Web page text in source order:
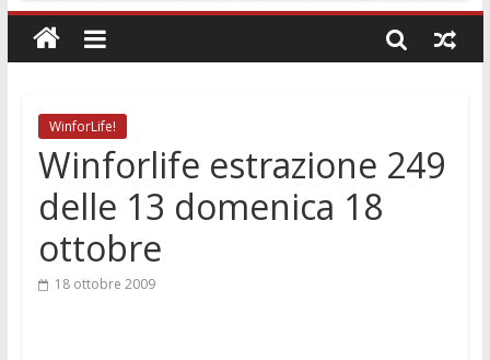
Notizie di Padova alle ore 10: arresto, fermata Busitalia e
tregua dal caldo
WinforLife!
Winforlife estrazione 249
delle 13 domenica 18
ottobre
18 ottobre 2009